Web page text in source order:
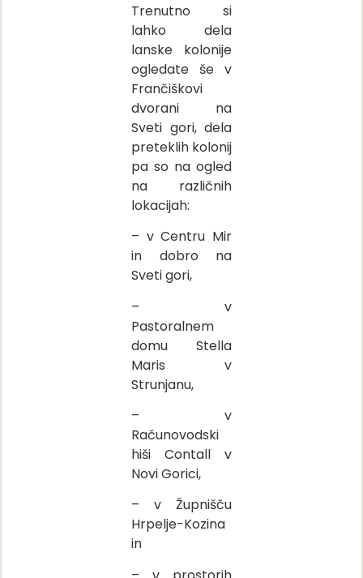
Trenutno si
lahko dela
lanske kolonije
ogledate še v
Frančiškovi
dvorani na
Sveti gori, dela
preteklih kolonij
pa so na ogled
na različnih
lokacijah:
– v Centru Mir
in dobro na
Sveti gori,
– v
Pastoralnem
domu Stella
Maris v
Strunjanu,
– v
Računovodski
hiši Contall v
Novi Gorici,
– v Župnišču
Hrpelje-Kozina
in